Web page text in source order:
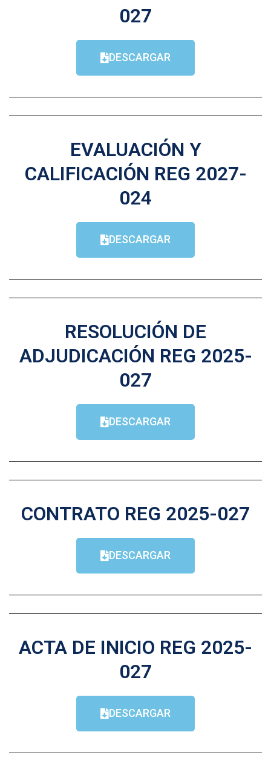
027
DESCARGAR
EVALUACIÓN Y
CALIFICACIÓN REG 2027-
024
DESCARGAR
RESOLUCIÓN DE
ADJUDICACIÓN REG 2025-
027
DESCARGAR
CONTRATO REG 2025-027
DESCARGAR
ACTA DE INICIO REG 2025-
027
DESCARGAR